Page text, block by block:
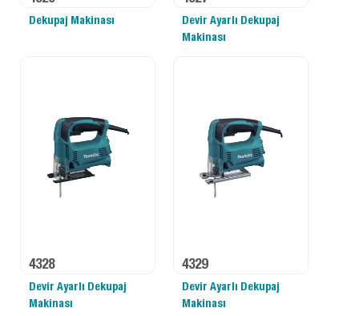
Dekupaj Makinası
Devir Ayarlı Dekupaj
Makinası
4328
Devir Ayarlı Dekupaj
Makinası
4329
Devir Ayarlı Dekupaj
Makinası